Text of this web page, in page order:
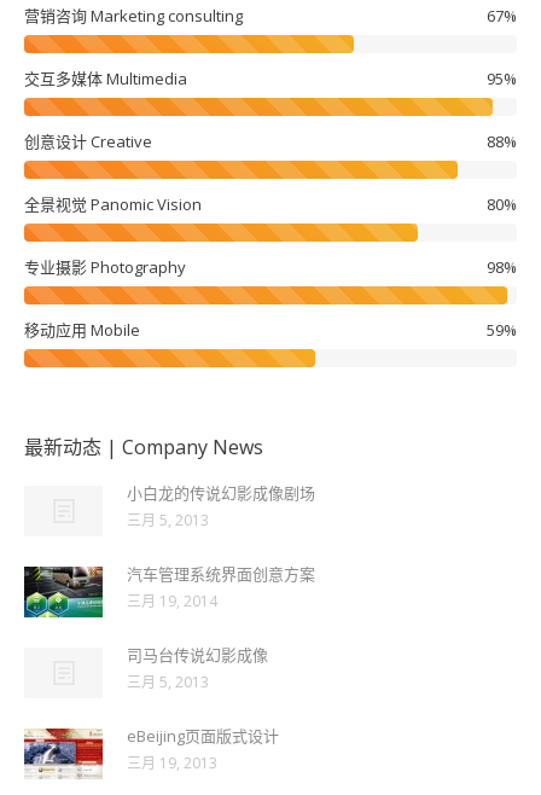
营销咨询 Marketing consulting 67%
交互多媒体 Multimedia 95%
创意设计 Creative 88%
全景视觉 Panomic Vision 80%
专业摄影 Photography 98%
移动应用 Mobile 59%
最新动态 | Company News
小白龙的传说幻影成像剧场
三月 5, 2013
汽车管理系统界面创意方案
三月 19, 2014
司马台传说幻影成像
三月 5, 2013
eBeijing页面版式设计
三月 19, 2013